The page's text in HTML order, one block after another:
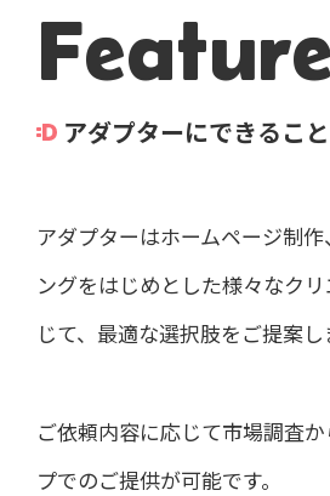
アダプターにできること
アダプターはホームページ制
ングをはじめとした様々なク
じて、最適な選択肢をご提案し
ご依頼内容に応じて市場調査
プでのご提供が可能です。